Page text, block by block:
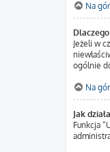
Na
Jeżeli w
ogólnie
Na
Jak
Funkcja